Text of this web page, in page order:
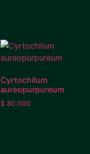
Cyrtochilum
aureopurpureum
$ 80.000